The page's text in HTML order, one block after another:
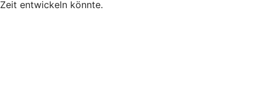
Zeit entwickeln könnte.